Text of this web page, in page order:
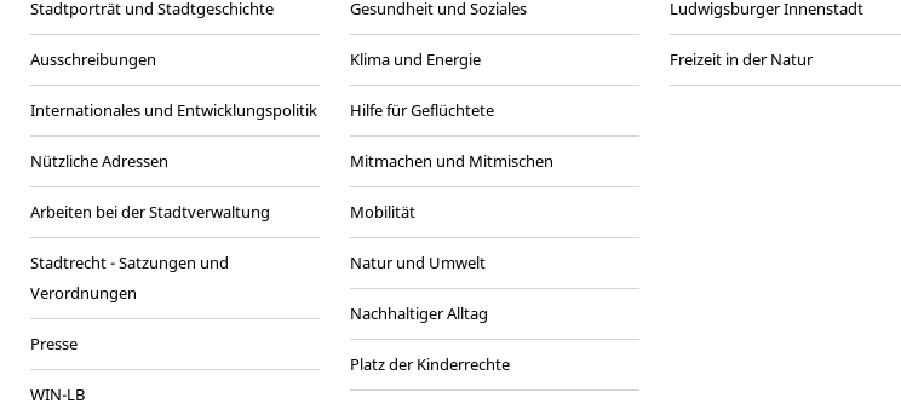
Stadtporträt und Stadtgeschichte
Ausschreibungen
Internationales und Entwicklungspolitik
Nützliche Adressen
Arbeiten bei der Stadtverwaltung
Stadtrecht - Satzungen und
Verordnungen
Presse
WIN-LB
Gesundheit und Soziales
Klima und Energie
Hilfe für Geflüchtete
Mitmachen und Mitmischen
Mobilität
Natur und Umwelt
Nachhaltiger Alltag
Platz der Kinderrechte
Ludwigsburger Innenstadt
Freizeit in der Natur